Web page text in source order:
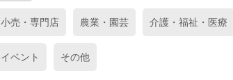
小売・専門店 農業・園芸 介護・福祉・医療
イベント その他